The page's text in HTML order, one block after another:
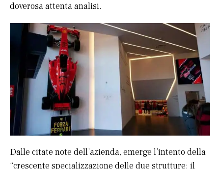
doverosa attenta analisi.
Dalle citate note dell’azienda, emerge l’intento della
“crescente specializzazione delle due strutture: il